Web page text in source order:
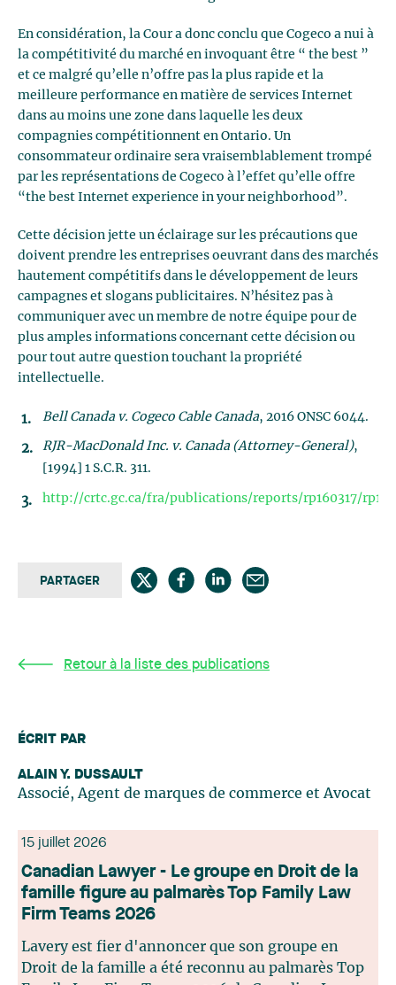
En considération, la Cour a donc conclu que Cogeco a nui à
la compétitivité du marché en invoquant être “ the best ”
et ce malgré qu’elle n’offre pas la plus rapide et la
meilleure performance en matière de services Internet
dans au moins une zone dans laquelle les deux
compagnies compétitionnent en Ontario. Un
consommateur ordinaire sera vraisemblablement trompé
par les représentations de Cogeco à l’effet qu’elle offre
“the best Internet experience in your neighborhood”.
Cette décision jette un éclairage sur les précautions que
doivent prendre les entreprises oeuvrant dans des marchés
hautement compétitifs dans le développement de leurs
campagnes et slogans publicitaires. N’hésitez pas à
communiquer avec un membre de notre équipe pour de
plus amples informations concernant cette décision ou
pour tout autre question touchant la propriété
intellectuelle.
Bell Canada v. Cogeco Cable Canada, 2016 ONSC 6044.
RJR-MacDonald Inc. v. Canada (Attorney-General),
[1994] 1 S.C.R. 311.
http://crtc.gc.ca/fra/publications/reports/rp160317/
PARTAGER
Retour à la liste des publications
ÉCRIT PAR
ALAIN Y. DUSSAULT
Associé, Agent de marques de commerce et Avocat
15 juillet 2026
Canadian Lawyer - Le groupe en Droit de la
famille figure au palmarès Top Family Law
Firm Teams 2026
Lavery est fier d'annoncer que son groupe en
Droit de la famille a été reconnu au palmarès Top